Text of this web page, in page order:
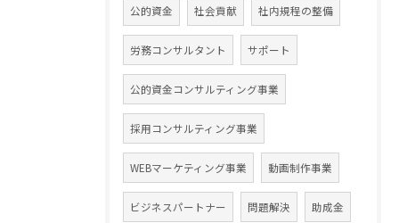
公的資金 社会貢献 社内規程の整備
労務コンサルタント サポート
公的資金コンサルティング事業
採用コンサルティング事業
WEBマーケティング事業 動画制作事業
ビジネスパートナー 問題解決 助成金